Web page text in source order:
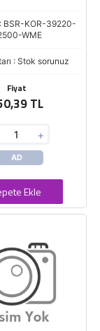
BSR-KOR-39220-
WME
: Stok sorunuz
Fiyat
TL
+
AD
Ekle